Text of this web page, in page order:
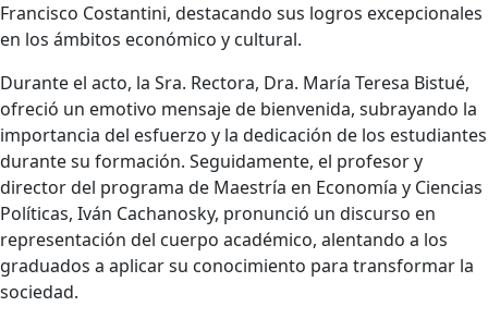
Francisco Costantini, destacando sus logros excepcionales
en los ámbitos económico y cultural.
Durante el acto, la Sra. Rectora, Dra. María Teresa Bistué,
ofreció un emotivo mensaje de bienvenida, subrayando la
importancia del esfuerzo y la dedicación de los estudiantes
durante su formación. Seguidamente, el profesor y
director del programa de Maestría en Economía y Ciencias
Políticas, Iván Cachanosky, pronunció un discurso en
representación del cuerpo académico, alentando a los
graduados a aplicar su conocimiento para transformar la
sociedad.